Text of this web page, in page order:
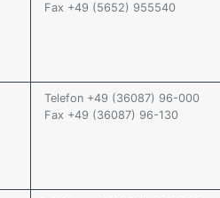
Fax +49 (5652) 955540
Telefon +49 (36087) 96-000
Fax +49 (36087) 96-130